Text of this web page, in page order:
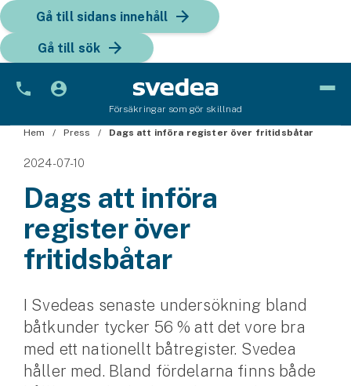
Gå till sidans innehåll
Gå till sök
Försäkringar som gör skillnad
Bil
Bilförsäkring
Bilförsäkring för företag
Fordon
Snöskoterförsäkring
ATV-försäkring
Släpvagnsförsäkring
Husvagnsförsäkring
Hem Press Dags att införa register över fritidsbåtar
2024-07-10
Dags att införa
register över
fritidsbåtar
I Svedeas senaste undersökning bland
båtkunder tycker 56 % att det vore bra
med ett nationellt båtregister. Svedea
håller med. Bland fördelarna finns både